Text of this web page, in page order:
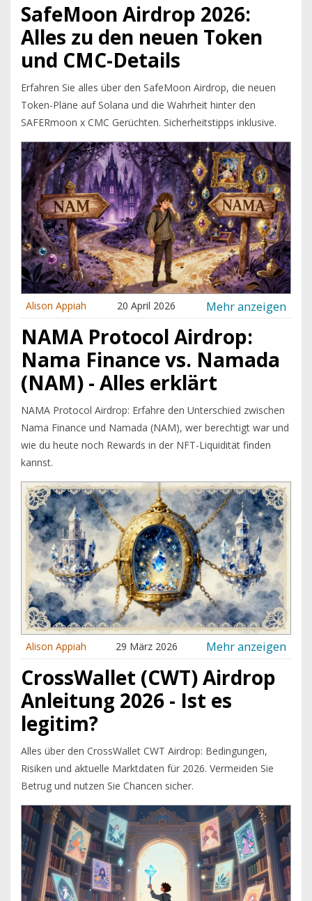
SafeMoon Airdrop 2026:
Alles zu den neuen Token
und CMC-Details
Erfahren Sie alles über den SafeMoon Airdrop, die neuen
Token-Pläne auf Solana und die Wahrheit hinter den
SAFERmoon x CMC Gerüchten. Sicherheitstipps inklusive.
Alison Appiah 20 April 2026 Mehr anzeigen
NAMA Protocol Airdrop:
Nama Finance vs. Namada
(NAM) - Alles erklärt
NAMA Protocol Airdrop: Erfahre den Unterschied zwischen
Nama Finance und Namada (NAM), wer berechtigt war und
wie du heute noch Rewards in der NFT-Liquidität finden
kannst.
Alison Appiah 29 März 2026 Mehr anzeigen
CrossWallet (CWT) Airdrop
Anleitung 2026 - Ist es
legitim?
Alles über den CrossWallet CWT Airdrop: Bedingungen,
Risiken und aktuelle Marktdaten für 2026. Vermeiden Sie
Betrug und nutzen Sie Chancen sicher.